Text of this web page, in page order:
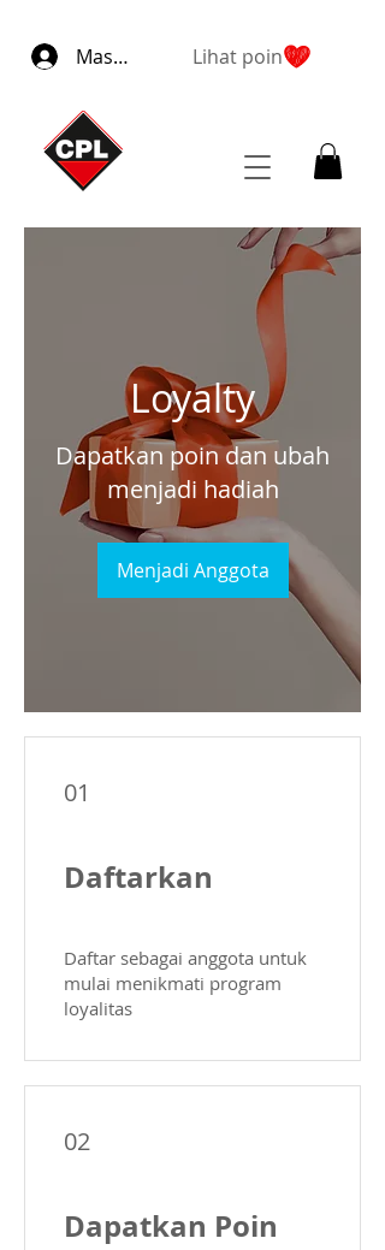
Masuk Lihat poin
Loyalty
Dapatkan poin dan ubah
menjadi hadiah
Menjadi Anggota
01
Daftarkan
Daftar sebagai anggota untuk
mulai menikmati program
loyalitas
02
Dapatkan Poin